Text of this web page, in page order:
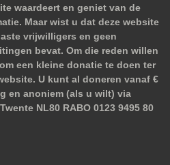
waardeert en geniet van de
Maar wist u dat deze website
vrijwilligers en geen
bevat. Om die reden willen
een kleine donatie te doen ter
U kunt al doneren vanaf €
en anoniem (als u wilt) via
NL80 RABO 0123 9495 80